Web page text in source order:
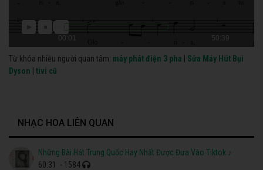
00:01 50:39
Từ khóa nhiều người quan tâm: máy phát điện 3 pha
Sửa Máy Hút Bụi
Dyson
tivi cũ
NHẠC HOA LIÊN QUAN
Những Bài Hát Trung Quốc Hay Nhất Được Đưa Vào Tiktok ♪
60:31
- 1584